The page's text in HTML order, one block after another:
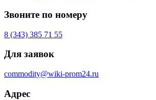
Звоните по номеру
8 (343) 385 71 55
Для заявок
commodity@wiki-prom24.ru
Адрес